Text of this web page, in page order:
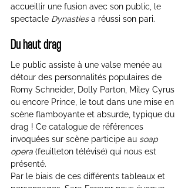
accueillir une fusion avec son public, le
spectacle Dynasties a réussi son pari.
Du haut drag
Le public assiste à une valse menée au
détour des personnalités populaires de
Romy Schneider, Dolly Parton, Miley Cyrus
ou encore Prince, le tout dans une mise en
scène flamboyante et absurde, typique du
drag ! Ce catalogue de références
invoquées sur scène participe au soap
opera (feuilleton télévisé) qui nous est
présenté.
Par le biais de ces différents tableaux et